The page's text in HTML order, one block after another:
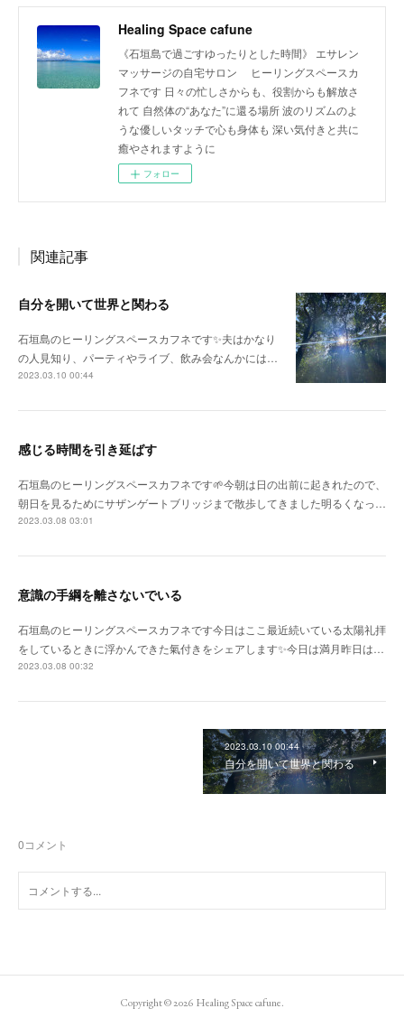
Healing Space cafune
《石垣島で過ごすゆったりとした時間》 エサレン
マッサージの自宅サロン ヒーリングスペースカ
フネです 日々の忙しさからも、役割からも解放さ
れて 自然体の“あなた”に還る場所 波のリズムのよ
うな優しいタッチで心も身体も 深い気付きと共に
癒やされますように
フォロー
関連記事
自分を開いて世界と関わる
石垣島のヒーリングスペースカフネです✨夫はかなり
の人見知り、パーティやライブ、飲み会なんかには…
2023.03.10 00:44
感じる時間を引き延ばす
石垣島のヒーリングスペースカフネです🌱今朝は日の出前に起きれたので、
朝日を見るためにサザンゲートブリッジまで散歩してきました明るくなっ…
2023.03.08 03:01
意識の手綱を離さないでいる
石垣島のヒーリングスペースカフネです今日はここ最近続いている太陽礼拝
をしているときに浮かんできた氣付きをシェアします✨今日は満月昨日は…
2023.03.08 00:32
2023.03.10 00:44
自分を開いて世界と関わる
0コメント
Copyright ©2026 Healing Space cafune.